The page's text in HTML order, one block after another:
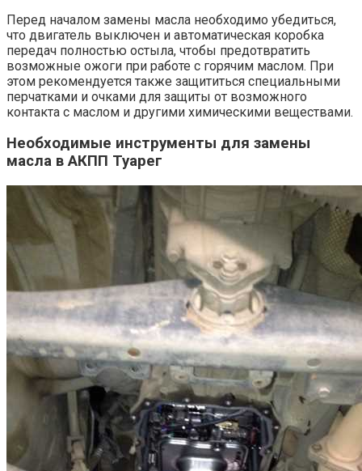
Перед началом замены масла необходимо убедиться,
что двигатель выключен и автоматическая коробка
передач полностью остыла, чтобы предотвратить
возможные ожоги при работе с горячим маслом. При
этом рекомендуется также защититься специальными
перчатками и очками для защиты от возможного
контакта с маслом и другими химическими веществами.
Необходимые инструменты для замены
масла в АКПП Туарег